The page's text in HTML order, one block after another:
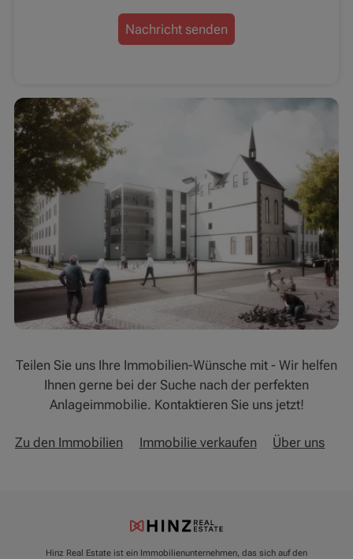
Nachricht senden
Teilen Sie uns Ihre Immobilien-Wünsche mit - Wir helfen
Ihnen gerne bei der Suche nach der perfekten
Anlageimmobilie. Kontaktieren Sie uns jetzt!
Zu den Immobilien Immobilie verkaufen Über uns
Hinz Real Estate ist ein Immobilienunternehmen, das sich auf den